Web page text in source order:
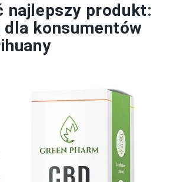
najlepszy produkt:
konsumentów